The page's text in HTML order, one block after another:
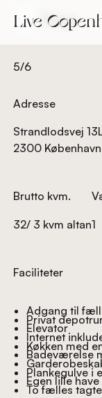
Tilbage
5/6
Adresse
Strandlodsvej
2300
Brutto kvm.
32/ 3 kvm altan1
Faciliteter
Adgang til
Privat
Elevator
Internet
Køkken med
Badeværelse
Plankegulve i
Egen lille
To fælles